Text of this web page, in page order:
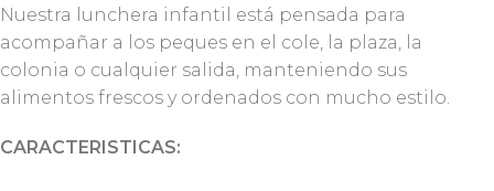
Nuestra lunchera infantil está pensada para
acompañar a los peques en el cole, la plaza, la
colonia o cualquier salida, manteniendo sus
alimentos frescos y ordenados con mucho estilo.
CARACTERISTICAS: